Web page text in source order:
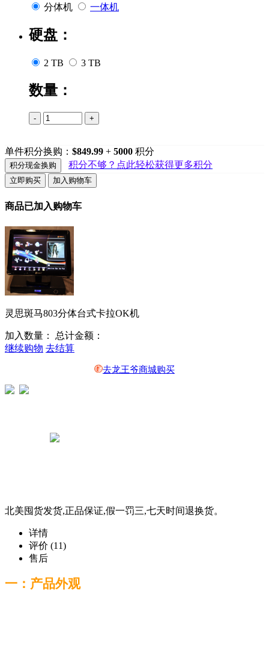
分体机 一体机
硬盘：
2 TB 3 TB
数量：
- +
单件积分换购： $849.99 + 5000 积分
积分现金换购 积分不够？点此轻松获得更多积分
立即购买 加入购物车
商品已加入购物车
灵思斑马803分体台式卡拉OK机
加入数量： 总计金额：
继续购物 去结算
去龙王爷商城购买
北美囤货发货,正品保证,假一罚三,七天时间退换货。
详情
评价 (11)
售后
一：产品外观